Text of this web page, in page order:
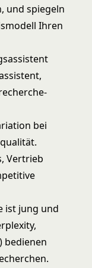
und spiegeln
Ihren
bei
Vertrieb
ist jung und
bedienen